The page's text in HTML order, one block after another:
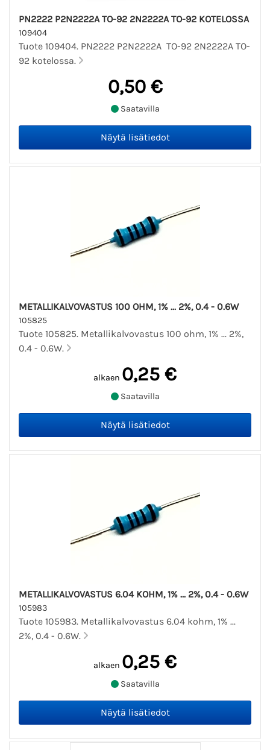
PN2222 P2N2222A TO-92 2N2222A TO-92 KOTELOSSA
109404
Tuote 109404. PN2222 P2N2222A TO-92 2N2222A TO-
92 kotelossa.
0,50 €
Saatavilla
METALLIKALVOVASTUS 100 OHM, 1% ... 2%, 0.4 - 0.6W
105825
Tuote 105825. Metallikalvovastus 100 ohm, 1% ... 2%,
0.4 - 0.6W.
alkaen 0,25 €
Saatavilla
METALLIKALVOVASTUS 6.04 KOHM, 1% ... 2%, 0.4 - 0.6W
105983
Tuote 105983. Metallikalvovastus 6.04 kohm, 1% ...
2%, 0.4 - 0.6W.
alkaen 0,25 €
Saatavilla